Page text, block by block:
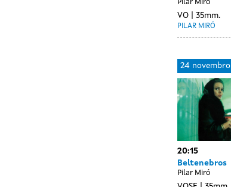
Pilar Miró
VO 35mm.
PILAR MIRÓ
24 novembro
20:15
Beltenebros
Pilar Miró